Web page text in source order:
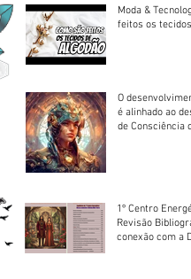
Moda &
feitos os
O
é alinhado ao
de Consciência
1º Centro
Revisão
conexão com a